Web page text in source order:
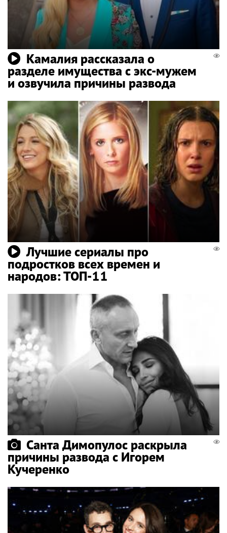
Камалия рассказала о
разделе имущества с экс-мужем
и озвучила причины развода
Лучшие сериалы про
подростков всех времен и
народов: ТОП-11
Санта Димопулос раскрыла
причины развода с Игорем
Кучеренко